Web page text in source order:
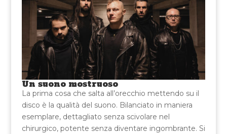
Un suono mostruoso
La prima cosa che salta all’orecchio mettendo su il
disco è la qualità del suono. Bilanciato in maniera
esemplare, dettagliato senza scivolare nel
chirurgico, potente senza diventare ingombrante. Si